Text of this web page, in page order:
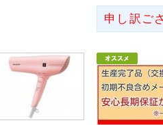
ますので、ご了承くださいませ
<重要>Surface Pro を対象
交換について
Microsoft Surface Pro AC 電
質問の答えが記載されており
交換対象品である場合は、無償
申し訳ご